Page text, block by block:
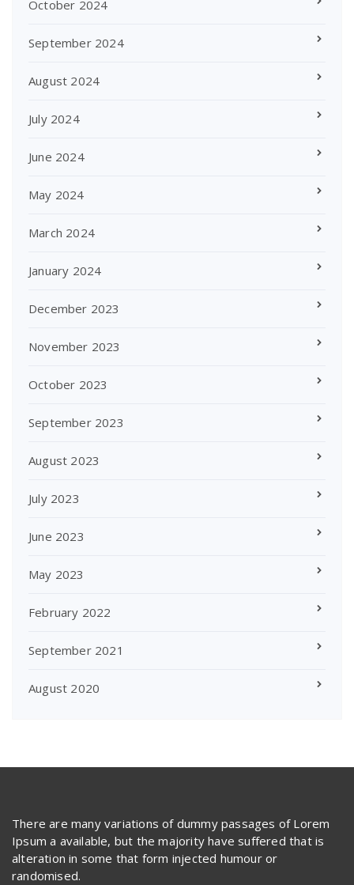
October 2024
September 2024
August 2024
July 2024
June 2024
May 2024
March 2024
January 2024
December 2023
November 2023
October 2023
September 2023
August 2023
July 2023
June 2023
May 2023
February 2022
September 2021
August 2020
There are many variations of dummy passages of Lorem
Ipsum a available, but the majority have suffered that is
alteration in some that form injected humour or
randomised.